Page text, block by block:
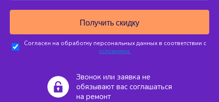
Согласен на обработку персональных данных в соответствии с
условиями.
Звонок или заявка не
обязывают вас соглашаться
на ремонт